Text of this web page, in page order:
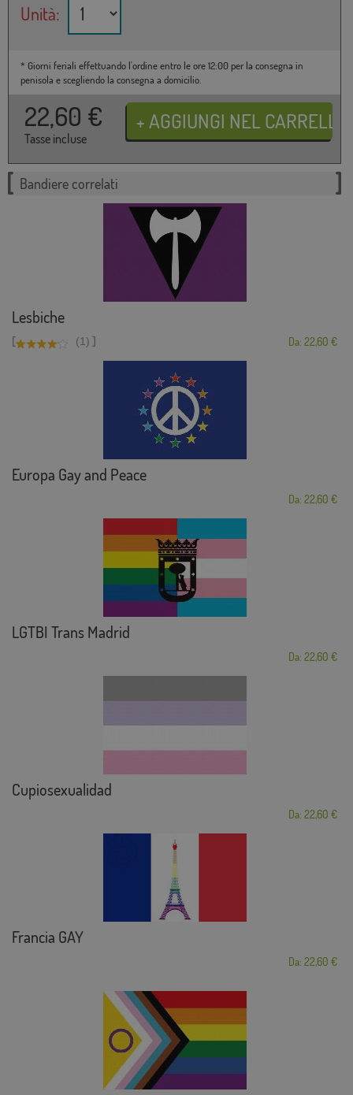
Unità:
* Giorni feriali effettuando l'ordine entro le ore 12:00 per la consegna in
penisola e scegliendo la consegna a domicilio.
22,60 €
Tasse incluse
Bandiere correlati
Lesbiche
[ (1) ] Da: 22,60 €
Europa Gay and Peace
Da: 22,60 €
LGTBI Trans Madrid
Da: 22,60 €
Cupiosexualidad
Da: 22,60 €
Francia GAY
Da: 22,60 €